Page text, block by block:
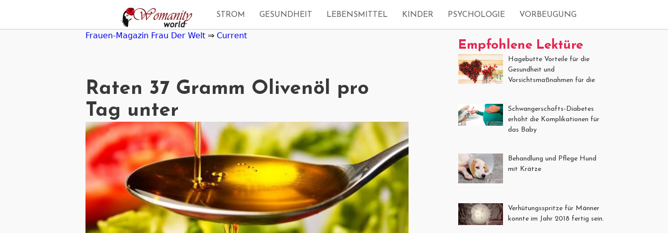
navigation
STROM GESUNDHEIT LEBENSMITTEL KINDER PSYCHOLOGIE VORBEUGUNG
Frauen-Magazin Frau Der Welt ⇒ Current
Raten 37 Gramm Olivenöl pro
Tag unter
Empfohlene Lektüre
Hagebutte Vorteile für die
Gesundheit und
Vorsichtsmaßnahmen für die
Schwangerschafts-Diabetes
erhöht die Komplikationen für
das Baby
Behandlung und Pflege Hund
mit Krätze
Verhütungsspritze für Männer
konnte im Jahr 2018 fertig sein.